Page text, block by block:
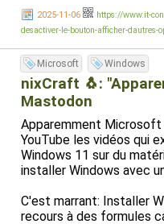
2025-11-06
https://www.it-
desactiver-le-bouton-afficher-dautres-
Microsoft Windows
nixCraft 🐧:
Mastodon
Apparemment
YouTube les vidéos qui
Windows 11 sur du
installer Windows avec
C'est marrant: Installer
recours à des formules